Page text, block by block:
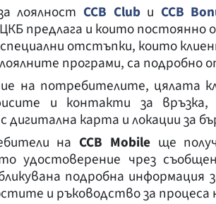
лоялност CCB Clubи CCB
предлага и които
отстъпки, които
програми, са подробно
на потребителите, цялата
и контакти за
дигитална карта и локации за
на CCB Mobileще
удостоверение чрез
подробна информация
и ръководство за процеса